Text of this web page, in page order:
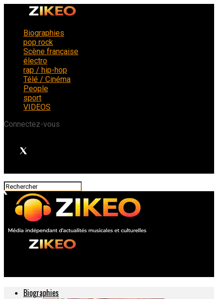
Biographies
pop rock
Scène française
électro
rap / hip-hop
Télé / Cinéma
People
sport
VIDEOS
Connectez-vous
Biographies